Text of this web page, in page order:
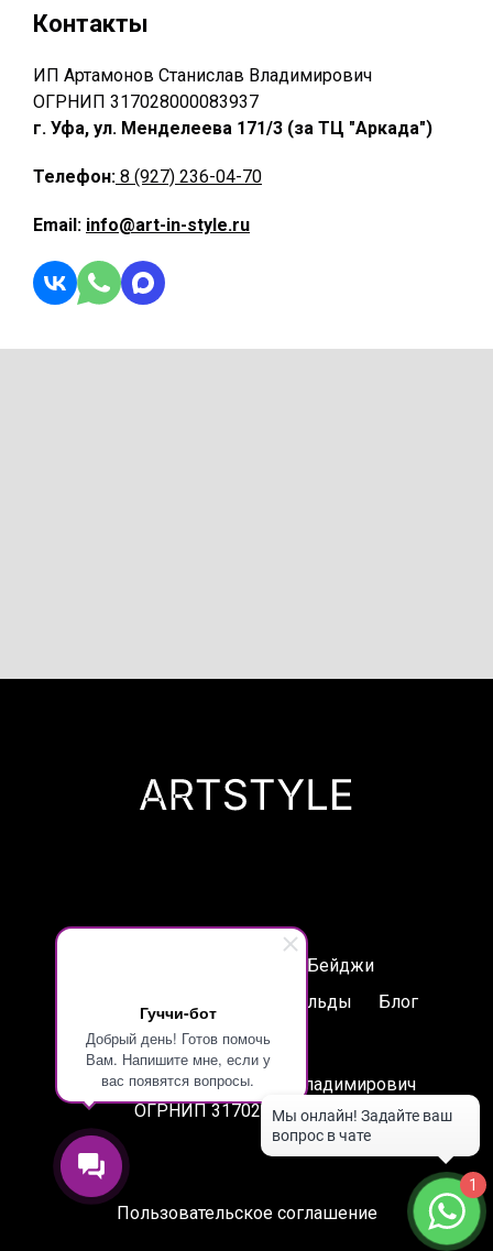
Гуччи-бот
Добрый день! Готов помочь
Вам. Напишите мне, если у
вас появятся вопросы.
Контакты
ИП Артамонов Станислав Владимирович
ОГРНИП 317028000083937
г. Уфа, ул. Менделеева 171/3 (за ТЦ "Аркада")
Телефон: 8 (927) 236-04-70
Email: info@art-in-style.ru
Бейджи
Шильды
Блог
Контакты
ИП Артамонов Станислав Владимирович
ОГРНИП 317028000083937
Пользовательское соглашение
1